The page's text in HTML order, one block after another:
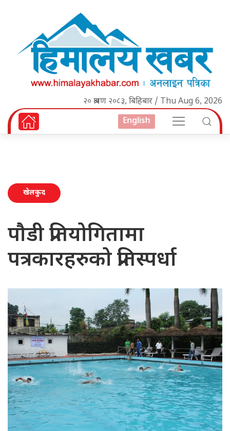
२० श्रावण २०८३, बिहिबार / Thu Aug 6, 2026
English
खेलकुद
पौडी प्रतियोगितामा
पत्रकारहरुको प्रतिस्पर्धा